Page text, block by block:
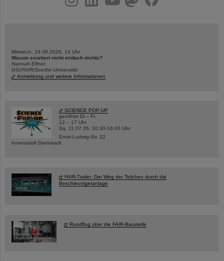
Mittwoch, 19.08.2026, 14 Uhr
Warum existiert nicht einfach nichts?
Hannah Elfner,
GSI/FAIR/Goethe-Universität
Anmeldung und weitere Informationen
SCIENCE POP-UP
geöffnet Di – Fr,
12 – 17 Uhr
Sa, 11.07.26, 10:30-16:00 Uhr
Ernst-Ludwig-Str. 22
Innenstadt Darmstadt
FAIR-Trailer: Der Weg der Teilchen durch die
Beschleunigeranlage
Rundflug über die FAIR-Baustelle